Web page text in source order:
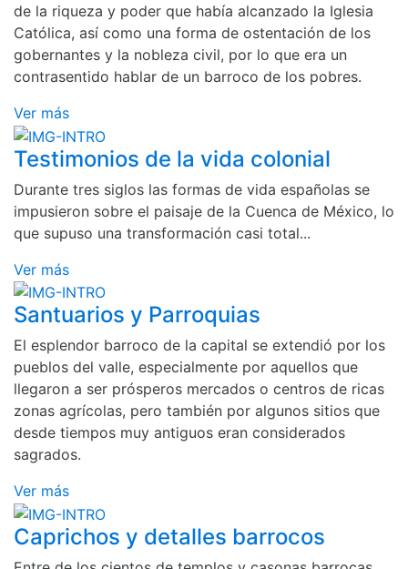
de la riqueza y poder que había alcanzado la Iglesia
Católica, así como una forma de ostentación de los
gobernantes y la nobleza civil, por lo que era un
contrasentido hablar de un barroco de los pobres.
Ver más
Testimonios de la vida colonial
Durante tres siglos las formas de vida españolas se
impusieron sobre el paisaje de la Cuenca de México, lo
que supuso una transformación casi total...
Ver más
Santuarios y Parroquias
El esplendor barroco de la capital se extendió por los
pueblos del valle, especialmente por aquellos que
llegaron a ser prósperos mercados o centros de ricas
zonas agrícolas, pero también por algunos sitios que
desde tiempos muy antiguos eran considerados
sagrados.
Ver más
Caprichos y detalles barrocos